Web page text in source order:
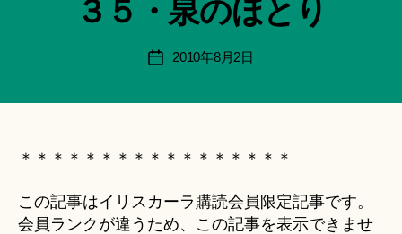
記
録・
品
IRISCALA
ー
３５・泉のほとり
投
稿
月
＊
F
u
a
ki
＊
投
2010年8月2日
＊＊＊＊＊＊＊＊＊＊＊＊＊＊＊＊＊
この記事はイリスカーラ購読会員限定記事です。
会員ランクが違うため、この記事を表示できませ